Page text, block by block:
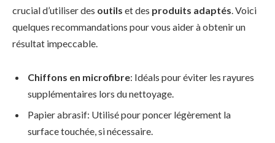
crucial d’utiliser des outils et des produits adaptés . Voici
quelques recommandations pour vous aider à obtenir un
résultat impeccable.
Chiffons en microfibre: Idéals pour éviter les rayures
supplémentaires lors du nettoyage.
Papier abrasif: Utilisé pour poncer légèrement la
surface touchée, si nécessaire.